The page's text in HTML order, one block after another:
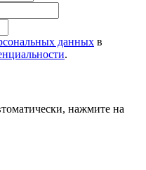
данных в
.
нажмите на